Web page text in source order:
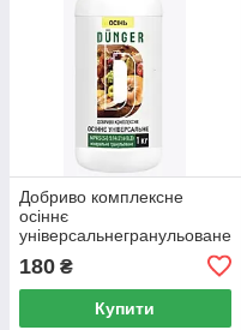
Добриво комплексне
осіннє
універсальнегранульоване
180 ₴
Купити